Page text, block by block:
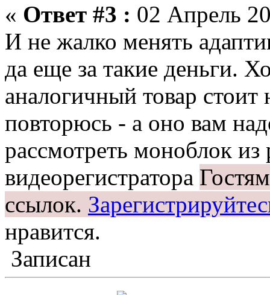
« Ответ #3 : 02 Апрель
И не жалко менять
да еще за такие деньги.
аналогичный товар
повторюсь - а оно вам
рассмотреть моноблок из
видеорегистратора
ссылок.
нравится.
Записан